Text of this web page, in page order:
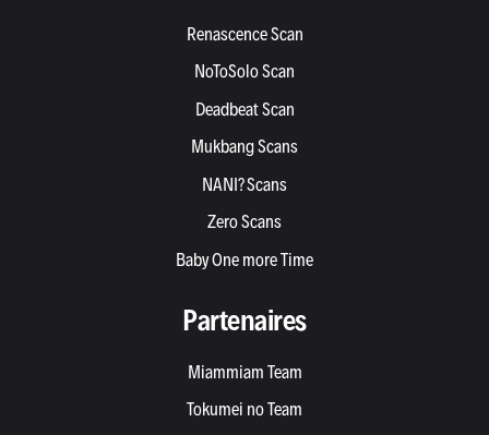
Renascence Scan
NoToSolo Scan
Deadbeat Scan
Mukbang Scans
NANI? Scans
Zero Scans
Baby One more Time
Partenaires
Miammiam Team
Tokumei no Team